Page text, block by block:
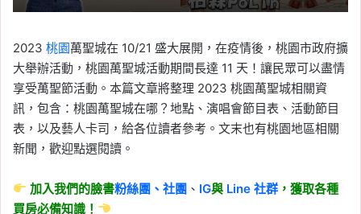
2023 桃園萬聖城在 10/21 盛大展開，在疫情後，桃園市政府擴
大舉辦活動，桃園萬聖城活動期間長達 11 天！讓民眾可以盡情
享受萬聖節活動。本篇文章將整理 2023 桃園萬聖城相關資
訊，包含：桃園萬聖城在哪？地點、演唱會節目表、活動節目
表，以及藝人卡司，給各位讀者參考。文末也有桃園地區相關
新聞，歡迎點選閱讀。
加入我們的臉書粉絲團、社團 、 IG與 Line社群 ，獲取各種
買房必備知識！